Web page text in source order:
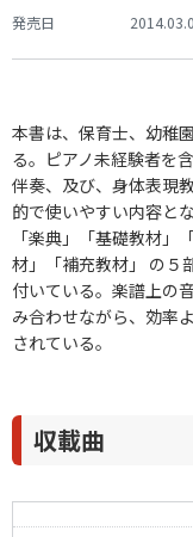
発売日
本書は、保育士、幼稚
る。ピアノ未経験者を
伴奏、及び、身体表現
的で使いやすい内容と
「楽典」「基礎教材
材」「補充教材」 の５
付いている。楽譜上の
み合わせながら、効率
されている。
収載曲
アビニヨンの橋の